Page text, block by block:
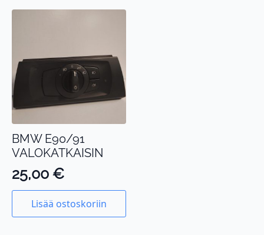
BMW E90/91
VALOKATKAISIN
25,00 €
Lisää ostoskoriin